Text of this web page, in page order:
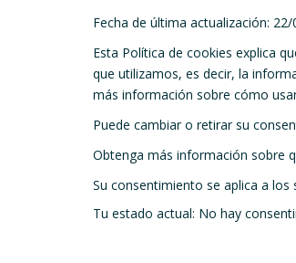
Fecha de última actualización: 22/
Esta Política de cookies explica
que utilizamos, es decir, la
más información sobre cómo
Puede cambiar o retirar su
Obtenga más información sobre
Su consentimiento se aplica a los
Tu estado actual: No hay